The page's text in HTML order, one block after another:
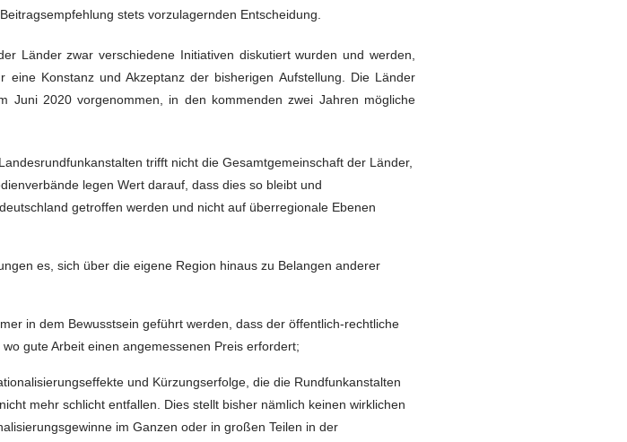
stets vorzulagernden Entscheidung.
Länder zwar verschiedene Initiativen diskutiert wurden und werden,
Konstanz und Akzeptanz der bisherigen Aufstellung. Die Länder
Juni 2020 vorgenommen, in den kommenden zwei Jahren mögliche
trifft nicht die Gesamtgemeinschaft der Länder,
legen Wert darauf, dass dies so bleibt und
getroffen werden und nicht auf überregionale Ebenen
es, sich über die eigene Region hinaus zu Belangen anderer
in dem Bewusstsein geführt werden, dass der öffentlich-rechtliche
gute Arbeit einen angemessenen Preis erfordert;
und Kürzungserfolge, die die Rundfunkanstalten
mehr schlicht entfallen. Dies stellt bisher nämlich keinen wirklichen
im Ganzen oder in großen Teilen in der